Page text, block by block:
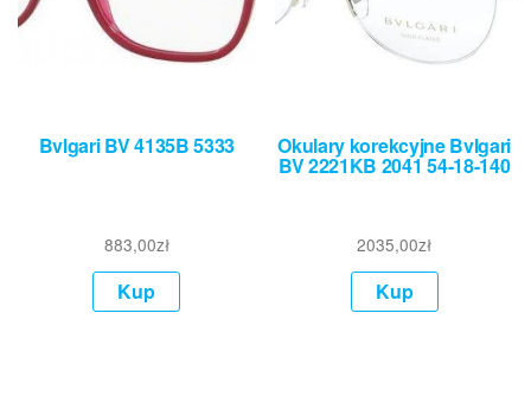
Bvlgari BV 4135B 5333
883,00zł
Kup
Okulary korekcyjne Bvlgari
BV 2221KB 2041 54-18-140
2035,00zł
Kup